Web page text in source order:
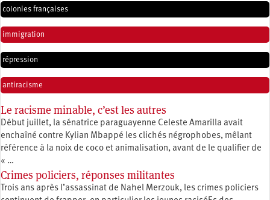
colonies françaises
immigration
répression
antiracisme
Le racisme minable, c’est les autres
Début juillet, la sénatrice paraguayenne Celeste Amarilla avait
enchaîné contre Kylian Mbappé les clichés négrophobes, mêlant
référence à la noix de coco et animalisation, avant de le qualifier de
« …
Crimes policiers, réponses militantes
Trois ans après l’assassinat de Nahel Merzouk, les crimes policiers